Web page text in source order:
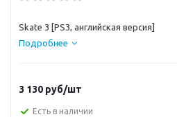
Skate 3 [PS3, английская версия]
Подробнее
3 130 руб/шт
Есть в наличии